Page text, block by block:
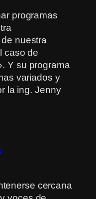
programas
nuestra
caso de
Y su programa
variados y
la ing. Jenny
cercana